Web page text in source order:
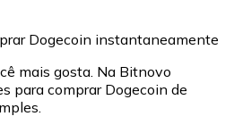
Dogecoin instantaneamente
mais gosta. Na Bitnovo
para comprar Dogecoin de